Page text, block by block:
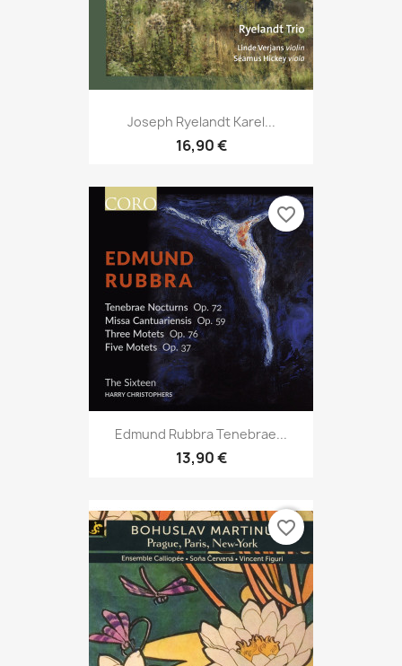
Joseph Ryelandt Karel...
16,90 €
Edmund Rubbra Tenebrae...
13,90 €
favorite_border
favorite_border